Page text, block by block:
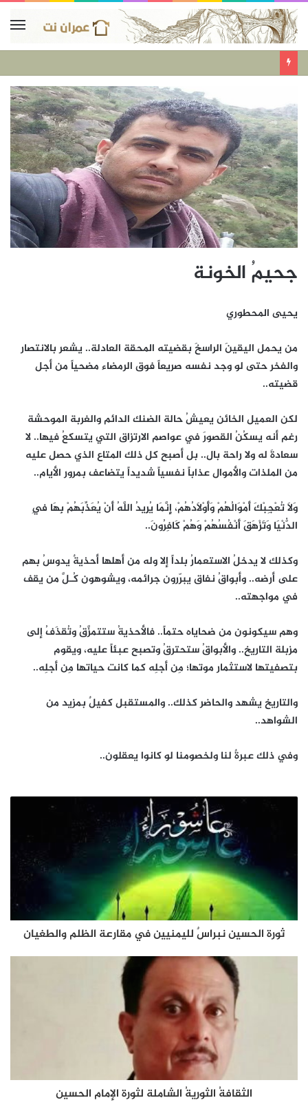
جحيمُ الخونة
يحيى المحطوري
من يحمل اليقينَ الراسخَ بقضيته المحقة العادلة.. يشعر بالانتصار
والفخر حتى لو وجد نفسه صريعاً فوق الرمضاء مضحياً من أجل
قضيته..
لكن العميل الخائن يعيشُ حالة الضنك الدائم والغربة الموحشة
رغم أنه يسكُنُ القصورَ في عواصم الارتزاق التي يتسكعُ فيها.. لا
سعادةَ له ولا راحة بال.. بل أصبح كل ذلك المتاع الذي حصل عليه
من الملذات والأموال عذاباً نفسياً شديداً يتضاعف بمرور الأيام..
وَلَا تُعْجِبْكَ أَمْوَالُهُمْ وَأَوْلَادُهُمْ، إِنَّمَا يُرِيدُ اللَّهُ أَنْ يُعَذِّبَهُمْ بِهَا فِي
الدُّنْيَا وَتَزْهَقَ أَنْفُسُهُمْ وَهُمْ كَافِرُونَ..
وكذلك لا يدخلُ الاستعمارُ بلداً إلا وله من أهلها أحذيةٌ يدوسُ بهم
على أرضه.. وأبواقُ نفاق يبرّرون جرائمه، ويشوهون كُـلَّ من يقف
في مواجهته..
وهم سيكونون من ضحاياه حتماً.. فالأحذيةُ ستتمزَّقُ وتُقذَفُ إلى
مزبلة التاريخ.. والأبواقُ ستحترقُ وتصبح عبئاً عليه، ويقوم
بتصفيتها لاستثمار موتها؛ مِن أجلِه كما كانت حياتها مِن أجلِه..
والتاريخ يشهد والحاضر كذلك.. والمستقبل كفيلٌ بمزيد من
الشواهد..
وفي ذلك عبرةٌ لنا ولخصومنا لو كانوا يعقلون..
ثورة الحسين نبراسٌ لليمنيين في مقارعة الظلم والطغيان
الثقافةُ الثوريةُ الشاملة لثورة الإمام الحسين